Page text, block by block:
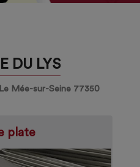
DU LYS
Mée-sur-Seine 77350
plate